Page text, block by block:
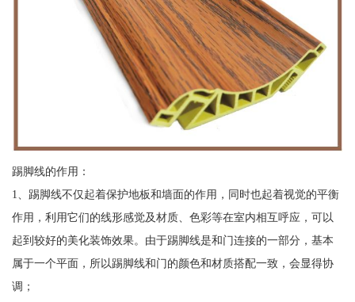
踢脚线的作用：
1、踢脚线不仅起着保护地板和墙面的作用，同时也起着视觉的平衡
作用，利用它们的线形感觉及材质、色彩等在室内相互呼应，可以
起到较好的美化装饰效果。由于踢脚线是和门连接的一部分，基本
属于一个平面，所以踢脚线和门的颜色和材质搭配一致，会显得协
调；